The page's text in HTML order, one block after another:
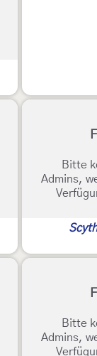
Bitte
Admins,
Bitte
Admins,